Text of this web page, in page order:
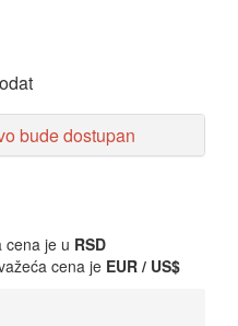
bude dostupan
cena je u RSD
cena je EUR / US$